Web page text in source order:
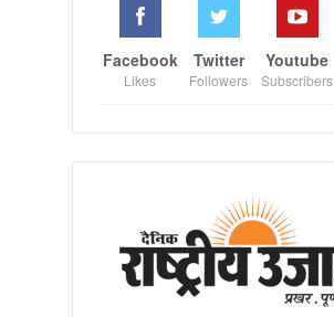
Facebook
Likes
Twitter
Followers
Youtube
Subscribers